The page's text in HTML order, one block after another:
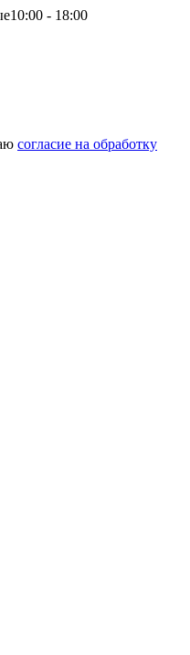
10:00 - 18:00
согласие на обработку